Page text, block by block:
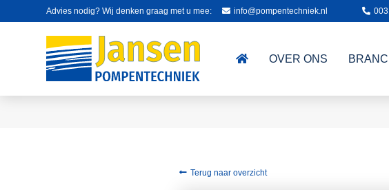
Advies nodig? Wij denken graag met u mee: info@pompentechniek.nl
OVER ONS
Terug naar overzicht